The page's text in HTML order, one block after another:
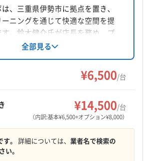
市緑区
(埼玉県) ふじみ野市
(埼玉県) 越谷市
(埼玉県) 桶川市
(埼玉県) 吉川市
(埼玉県) 鴻巣市
(埼玉県) 志木市
(埼玉県) 深谷市
(埼玉県) 川越市
(埼玉県) 草加市
(埼玉県) 朝霞市
(埼玉県) 東松山市
(埼玉県) 日高市
(埼玉県) 白岡市
瀬谷区
伊豆の国市 伊豆市
御前崎市 御殿場市 三島市
沼津市
静岡市駿河区
浜松市天竜区 浜松市浜名区
富士宮市
賀茂郡河津町
賀茂郡松崎町
賀茂郡東伊豆町
賀茂郡南伊豆町
郡小山町 駿東郡清水町
駿東郡長泉町
榛原郡川根本町
、三重県伊勢市に拠点を置き、
ニングを通じて快適な空間を提
。鈴木健介氏が店長を務め、プ
でエアコン内部のカビやホコリを
ビ・抗菌コーティングにも対応
やニオイ対策にも効果的です。
無料で再対応し、損害保険にも
全部見る
¥6,500/台
¥14,500/台
（内訳:基本¥6,500+オプション¥8,000）
。 詳細については、 業者名で検索の
い。